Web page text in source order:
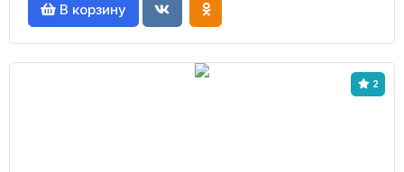
В корзину
2